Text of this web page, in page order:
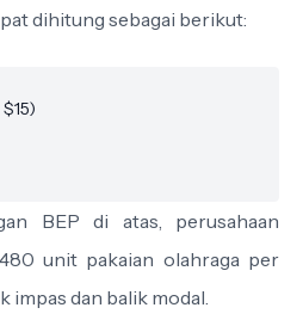
dihitung sebagai berikut:
BEP di atas, perusahaan
unit pakaian olahraga per
impas dan balik modal.